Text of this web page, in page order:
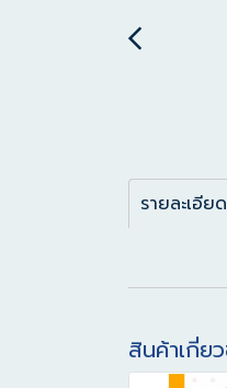
รายละเอีย
สินค้าเกี่ย